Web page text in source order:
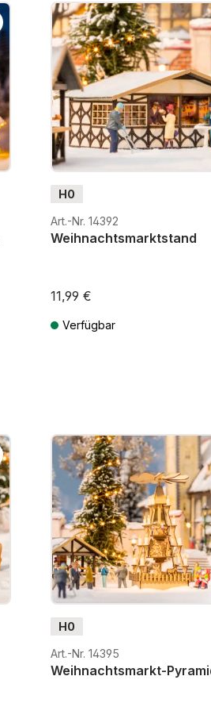
harmonisch in winterliche
H0
Art.-Nr. 14392
Weihnachtsmarktstand
11,99 €
Verfügbar
H0
Art.-Nr. 14395
Weihnachtsmarkt-